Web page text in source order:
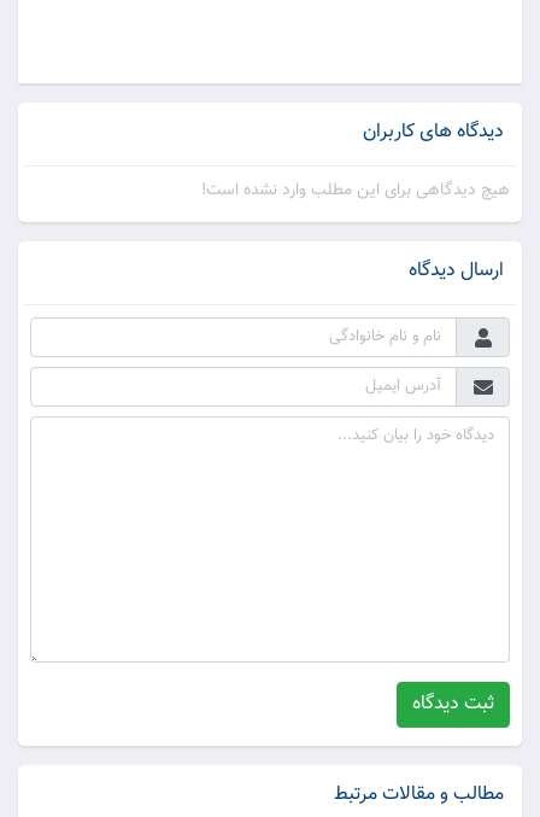
دیدگاه های کاربران
هیچ دیدگاهی برای این مطلب وارد نشده است!
ارسال دیدگاه
ثبت دیدگاه
مطالب و مقالات مرتبط